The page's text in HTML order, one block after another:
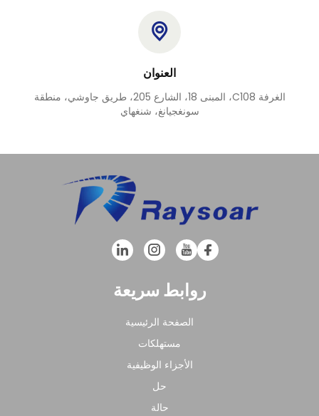
العنوان
الغرفة C108، المبنى 18، الشارع 205، طريق جاوشي، منطقة
سونغجيانغ، شنغهاي
روابط سريعة
الصفحة الرئيسية
مستهلكات
الأجزاء الوظيفية
حل
حالة